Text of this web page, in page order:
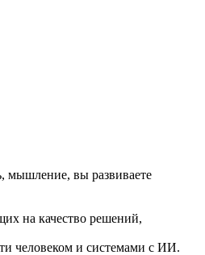
мышление, вы развиваете
на качество решений,
человеком и системами с ИИ.